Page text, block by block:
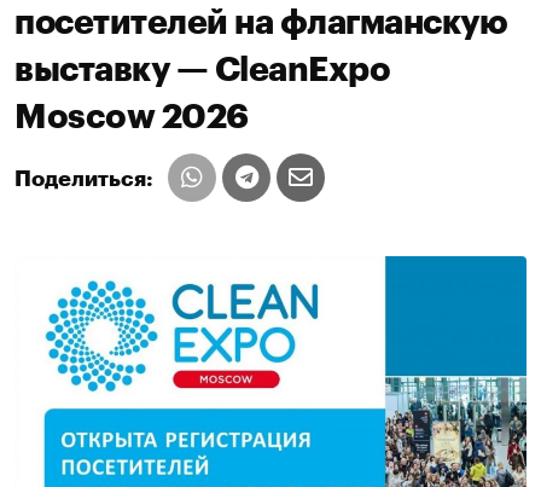
посетителей на флагманскую
выставку — CleanExpo
Moscow 2026
Поделиться: